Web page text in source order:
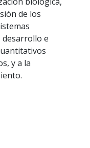
de los
e
y a la